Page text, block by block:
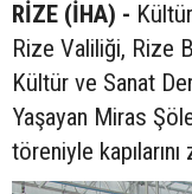
RİZE (İHA) -
Rize Valiliği, Rize
Kültür ve Sanat
Yaşayan Miras
töreniyle